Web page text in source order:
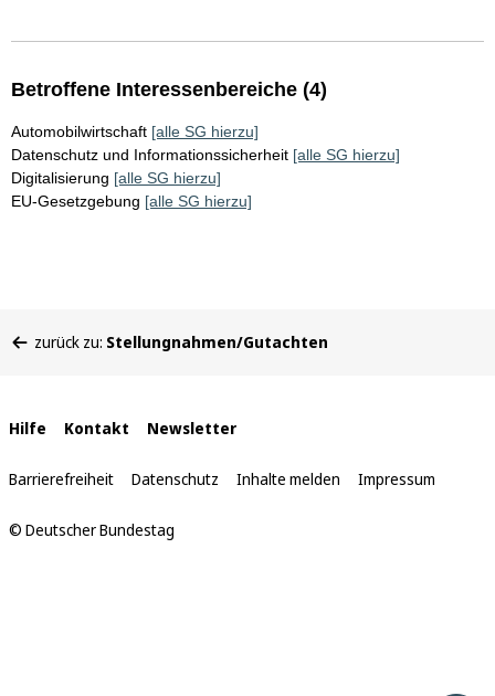
Betroffene Interessenbereiche (4)
Automobilwirtschaft [alle SG hierzu]
Datenschutz und Informationssicherheit [alle SG hierzu]
Digitalisierung [alle SG hierzu]
EU-Gesetzgebung [alle SG hierzu]
befinden
zurück zu: Stellungnahmen/Gutachten
Interne
Links
Hilfe Kontakt Newsletter
Barrierefreiheit Datenschutz Inhalte melden Impressum
© Deutscher Bundestag